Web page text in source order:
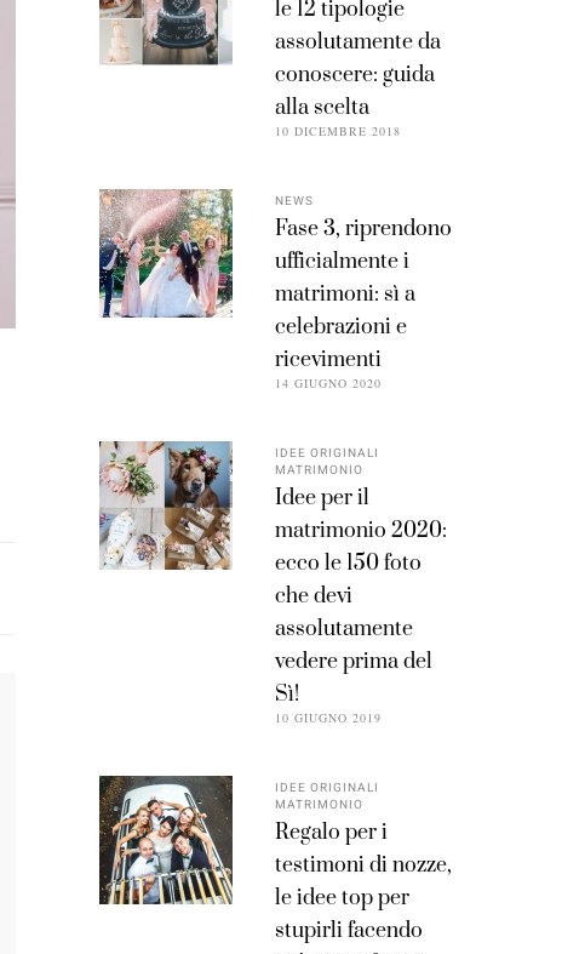
le 12 tipologie
assolutamente da
conoscere: guida
alla scelta
10 DICEMBRE 2018
NEWS
Fase 3, riprendono
ufficialmente i
matrimoni: sì a
celebrazioni e
ricevimenti
14 GIUGNO 2020
IDEE ORIGINALI
MATRIMONIO
Idee per il
matrimonio 2020:
ecco le 150 foto
che devi
assolutamente
vedere prima del
Sì!
10 GIUGNO 2019
IDEE ORIGINALI
MATRIMONIO
Regalo per i
testimoni di nozze,
le idee top per
stupirli facendo